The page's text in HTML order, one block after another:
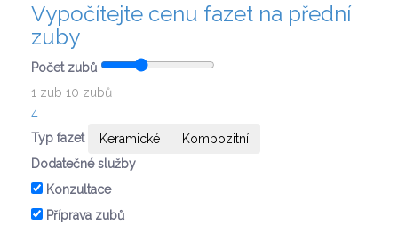
Vypočítejte cenu fazet na přední
zuby
Počet zubů
1 zub 10 zubů
4
Typ fazet
Keramické
Kompozitní
Dodatečné služby
Konzultace
Příprava zubů